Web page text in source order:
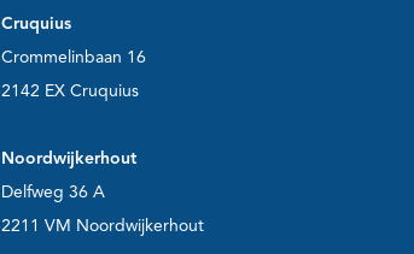
Cruquius
Crommelinbaan 16
2142 EX Cruquius
Noordwijkerhout
Delfweg 36 A
2211 VM Noordwijkerhout